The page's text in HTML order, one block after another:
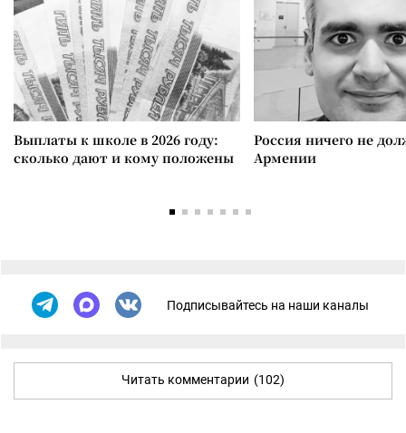
Выплаты к школе в 2026 году:
сколько дают и кому положены
Россия ничего не
Армении
Подписывайтесь на наши каналы
Читать комментарии (102)